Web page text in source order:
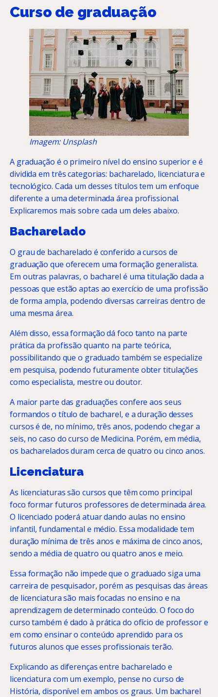
Curso de graduação
Imagem: Unsplash
A graduação é o primeiro nível do ensino superior e é
dividida em três categorias: bacharelado, licenciatura e
tecnológico. Cada um desses títulos tem um enfoque
diferente a uma determinada área profissional.
Explicaremos mais sobre cada um deles abaixo.
Bacharelado
O grau de bacharelado é conferido a cursos de
graduação que oferecem uma formação generalista.
Em outras palavras, o bacharel é uma titulação dada a
pessoas que estão aptas ao exercício de uma profissão
de forma ampla, podendo diversas carreiras dentro de
uma mesma área.
Além disso, essa formação dá foco tanto na parte
prática da profissão quanto na parte teórica,
possibilitando que o graduado também se especialize
em pesquisa, podendo futuramente obter titulações
como especialista, mestre ou doutor.
A maior parte das graduações confere aos seus
formandos o título de bacharel, e a duração desses
cursos é de, no mínimo, três anos, podendo chegar a
seis, no caso do curso de Medicina. Porém, em média,
os bacharelados duram cerca de quatro ou cinco anos.
Licenciatura
As licenciaturas são cursos que têm como principal
foco formar futuros professores de determinada área.
O licenciado poderá atuar dando aulas no ensino
infantil, fundamental e médio. Essa modalidade tem
duração mínima de três anos e máxima de cinco anos,
sendo a média de quatro ou quatro anos e meio.
Essa formação não impede que o graduado siga uma
carreira de pesquisador, porém as pesquisas das áreas
de licenciatura são mais focadas no ensino e na
aprendizagem de determinado conteúdo. O foco do
curso também é dado à prática do ofício de professor e
em como ensinar o conteúdo aprendido para os
futuros alunos que esses profissionais terão.
Explicando as diferenças entre bacharelado e
licenciatura com um exemplo, pense no curso de
História, disponível em ambos os graus. Um bacharel